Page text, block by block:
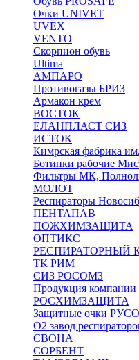
Очки UNIVET
UVEX
VENTO
Скорпион обувь
Ultima
АМПАРО
Противогазы БРИЗ
Армакон крем
ВОСТОК
ЕЛАНПЛАСТ СИЗ
ИСТОК
Кимрская фабрика
Ботинки рабочие
Фильтры МК,
МОЛОТ
Респираторы
ПЕНТАПАВ
ПОЖХИМЗАЩИТА
ОПТИКС
РЕСПИРАТОРНЫЙ
ТК РИМ
СИЗ РОСОМЗ
Продукция компании
РОСХИМЗАЩИТА
Защитные очки
О2 завод
СВОНА
СОРБЕНТ